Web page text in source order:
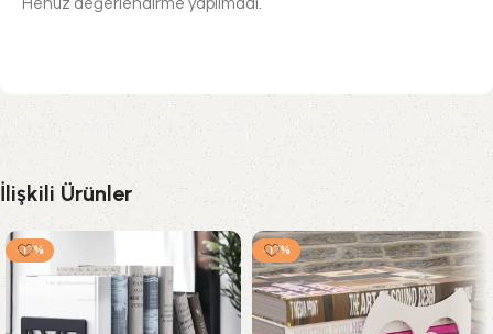
Henüz değerlendirme yapılmadı.
İlişkili Ürünler
-17% -17%